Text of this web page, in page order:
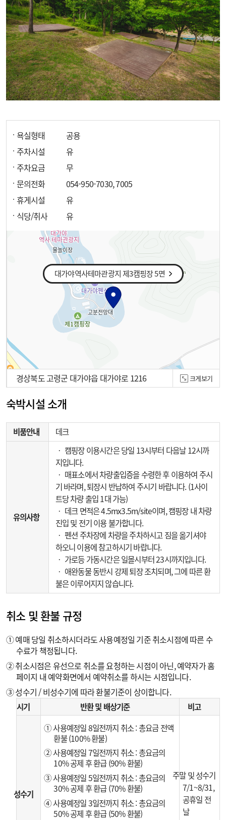
욕실형태
공용
주차시설
유
주차요금
무
문의전화
054-950-7030, 7005
휴게시설
유
식당/취사
유
대가야역사테마관광지 제3캠핑장 5면
100m
경상북도 고령군 대가야읍 대가야로 1216 크게보기
숙박시설 소개
비품안내 데크
유의사항
‧ 캠핑장 이용시간은 당일 13시부터 다음날 12시까
지입니다.
‧ 매표소에서 차량출입증을 수령한 후 이용하여 주시
기 바라며, 퇴장시 반납하여 주시기 바랍니다. (1사이
트당 차량 출입 1대 가능)
‧ 데크 면적은 4.5mx3.5m/site이며, 캠핑장 내 차량
진입 및 전기 이용 불가합니다.
‧ 펜션 주차장에 차량을 주차하시고 짐을 옮기셔야
하오니 이용에 참고하시기 바랍니다.
‧ 가로등 가동시간은 일몰시부터 23시까지입니다.
‧ 애완동물 동반시 강제 퇴장 조치되며, 그에 따른 환
불은 이루어지지 않습니다.
취소 및 환불 규정
① 예매 당일 취소하시더라도 사용예정일 기준 취소시점에 따른 수
수료가 책정됩니다.
② 취소시점은 유선으로 취소를 요청하는 시점이 아닌, 예약자가 홈
페이지 내 예약화면에서 예약취소를 하시는 시점입니다.
③ 성수기 / 비성수기에 따라 환불기준이 상이합니다.
시기 반환 및 배상기준 비고
성수기
① 사용예정일 8일전까지 취소 : 총요금 전액
환불 (100% 환불)
② 사용예정일 7일전까지 취소 : 총요금의
10% 공제 후 환급 (90% 환불)
③ 사용예정일 5일전까지 취소 : 총요금의
30% 공제 후 환급 (70% 환불)
④ 사용예정일 3일전까지 취소 : 총요금의
50% 공제 후 환급 (50% 환불)
주말 및 성수기
7/1~8/31,
공휴일 전
날